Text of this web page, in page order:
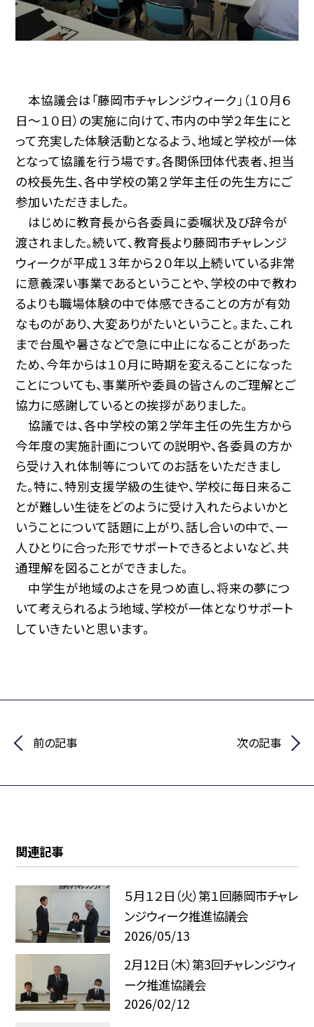
本協議会は「藤岡市チャレンジウィーク」（１０月６
日〜１０日）の実施に向けて、市内の中学２年生にと
って充実した体験活動となるよう、地域と学校が一体
となって協議を行う場です。各関係団体代表者、担当
の校長先生、各中学校の第２学年主任の先生方にご
参加いただきました。
はじめに教育長から各委員に委嘱状及び辞令が
渡されました。続いて、教育長より藤岡市チャレンジ
ウィークが平成１３年から２０年以上続いている非常
に意義深い事業であるということや、学校の中で教わ
るよりも職場体験の中で体感できることの方が有効
なものがあり、大変ありがたいということ。また、これ
まで台風や暑さなどで急に中止になることがあった
ため、今年からは１０月に時期を変えることになった
ことについても、事業所や委員の皆さんのご理解とご
協力に感謝しているとの挨拶がありました。
協議では、各中学校の第２学年主任の先生方から
今年度の実施計画についての説明や、各委員の方か
ら受け入れ体制等についてのお話をいただきまし
た。特に、特別支援学級の生徒や、学校に毎日来るこ
とが難しい生徒をどのように受け入れたらよいかと
いうことについて話題に上がり、話し合いの中で、一
人ひとりに合った形でサポートできるとよいなど、共
通理解を図ることができました。
中学生が地域のよさを見つめ直し、将来の夢につ
いて考えられるよう地域、学校が一体となりサポート
していきたいと思います。
前の記事 次の記事
関連記事
５月１２日（火）第１回藤岡市チャレ
ンジウィーク推進協議会
2026/05/13
2月12日（木）第3回チャレンジウィ
ーク推進協議会
2026/02/12